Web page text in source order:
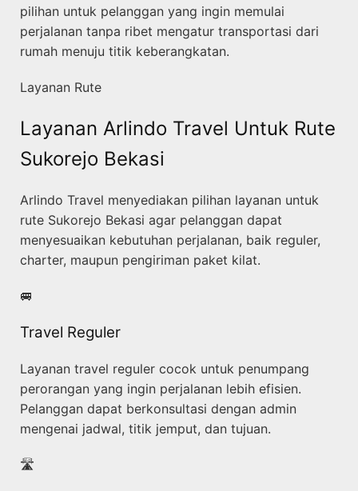
pilihan untuk pelanggan yang ingin memulai
perjalanan tanpa ribet mengatur transportasi dari
rumah menuju titik keberangkatan.
Layanan Rute
Layanan Arlindo Travel Untuk Rute
Sukorejo Bekasi
Arlindo Travel menyediakan pilihan layanan untuk
rute Sukorejo Bekasi agar pelanggan dapat
menyesuaikan kebutuhan perjalanan, baik reguler,
charter, maupun pengiriman paket kilat.
🚐
Travel Reguler
Layanan travel reguler cocok untuk penumpang
perorangan yang ingin perjalanan lebih efisien.
Pelanggan dapat berkonsultasi dengan admin
mengenai jadwal, titik jemput, dan tujuan.
🛣️